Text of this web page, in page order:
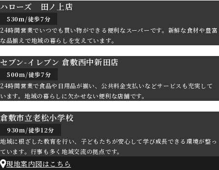
ハローズ 田ノ上店
530m/徒歩7分
24時間営業でいつでも買い物ができる便利なスーパーです。新鮮な食材や豊富
な品揃えで地域の暮らしを支えています。
セブン-イレブン 倉敷西中新田店
500m/徒歩7分
24時間営業で食品や日用品が揃い、公共料金支払いなどサービスも充実して
います。地域の暮らしに欠かせない便利な店舗です。
倉敷市立老松小学校
930m/徒歩12分
地域に根ざした教育を行い、子どもたちが安心して学び成長できる環境が整っ
ています。行事も多く地域交流の拠点です。
現地案内図はこちら